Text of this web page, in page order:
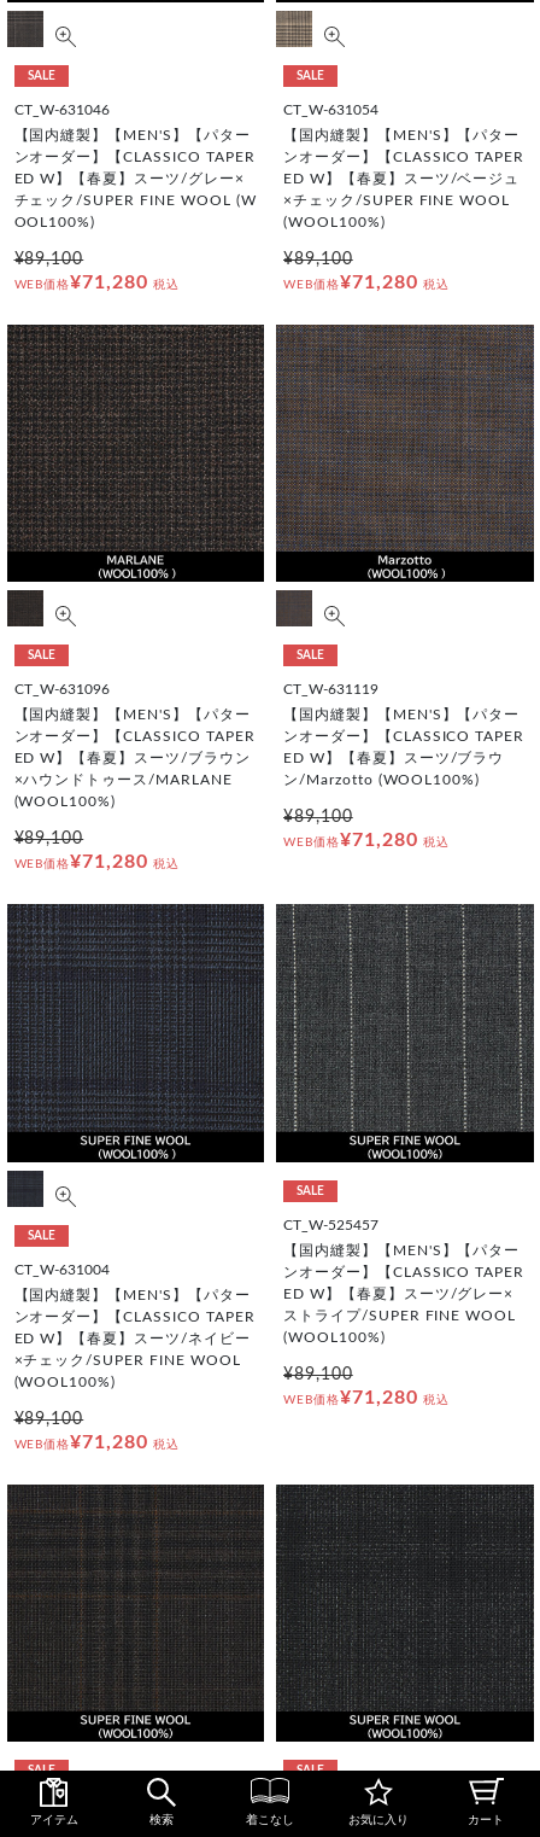
SALE
CT_W-631046
【国内縫製】【MEN'S】【パター
ンオーダー】【CLASSICO TAPER
ED W】【春夏】スーツ/グレー×
チェック/SUPER FINE WOOL (W
OOL100%)
¥89,100
WEB価格¥71,280 税込
SALE
CT_W-631054
【国内縫製】【MEN'S】【パター
ンオーダー】【CLASSICO TAPER
ED W】【春夏】スーツ/ベージュ
×チェック/SUPER FINE WOOL
(WOOL100%)
¥89,100
WEB価格¥71,280 税込
SALE
CT_W-631096
【国内縫製】【MEN'S】【パター
ンオーダー】【CLASSICO TAPER
ED W】【春夏】スーツ/ブラウン
×ハウンドトゥース/MARLANE
(WOOL100%)
¥89,100
WEB価格¥71,280 税込
SALE
CT_W-631119
【国内縫製】【MEN'S】【パター
ンオーダー】【CLASSICO TAPER
ED W】【春夏】スーツ/ブラウ
ン/Marzotto (WOOL100%)
¥89,100
WEB価格¥71,280 税込
SALE
CT_W-631004
【国内縫製】【MEN'S】【パター
ンオーダー】【CLASSICO TAPER
ED W】【春夏】スーツ/ネイビー
×チェック/SUPER FINE WOOL
(WOOL100%)
¥89,100
WEB価格¥71,280 税込
SALE
CT_W-525457
【国内縫製】【MEN'S】【パター
ンオーダー】【CLASSICO TAPER
ED W】【春夏】スーツ/グレー×
ストライプ/SUPER FINE WOOL
(WOOL100%)
¥89,100
WEB価格¥71,280 税込
SALE
CT_W-525465
【国内縫製】【MEN'S】【パター
SALE
CT_W-525473
【国内縫製】【MEN'S】【パター
アイテム 検索 着こなし お気に入り カート